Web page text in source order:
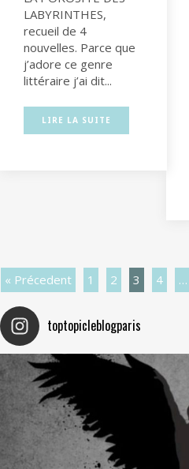
LABYRINTHES,
recueil de 4
nouvelles. Parce que
j’adore ce genre
littéraire j’ai dit...
LIRE LA SUITE
« Précedent 1 2 3 4 …
toptopicleblogparis